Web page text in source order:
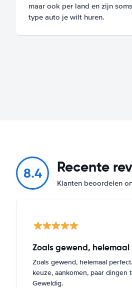
maar ook per land en zijn
type auto je wilt huren.
8.4 Recente
Klanten beoordelen
Zoals gewend,
Zoals gewend, helemaal
keuze, aankomen, paar dingen
Geweldig.